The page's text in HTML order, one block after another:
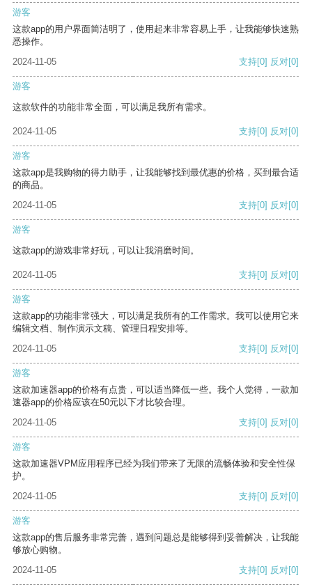
游客
这款app的用户界面简洁明了，使用起来非常容易上手，让我能够快速熟
悉操作。
2024-11-05
支持[0] 反对[0]
游客
这款软件的功能非常全面，可以满足我所有需求。
2024-11-05 支持[0] 反对[0]
游客
这款app是我购物的得力助手，让我能够找到最优惠的价格，买到最合适
的商品。
2024-11-05
支持[0] 反对[0]
游客
这款app的游戏非常好玩，可以让我消磨时间。
2024-11-05 支持[0] 反对[0]
游客
这款app的功能非常强大，可以满足我所有的工作需求。我可以使用它来
编辑文档、制作演示文稿、管理日程安排等。
2024-11-05
支持[0] 反对[0]
游客
这款加速器app的价格有点贵，可以适当降低一些。我个人觉得，一款加
速器app的价格应该在50元以下才比较合理。
2024-11-05
支持[0] 反对[0]
游客
这款加速器VPM应用程序已经为我们带来了无限的流畅体验和安全性保
护。
2024-11-05
支持[0] 反对[0]
游客
这款app的售后服务非常完善，遇到问题总是能够得到妥善解决，让我能
够放心购物。
2024-11-05
支持[0] 反对[0]